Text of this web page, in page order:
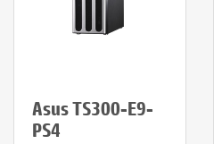
Asus TS300-E9-
PS4